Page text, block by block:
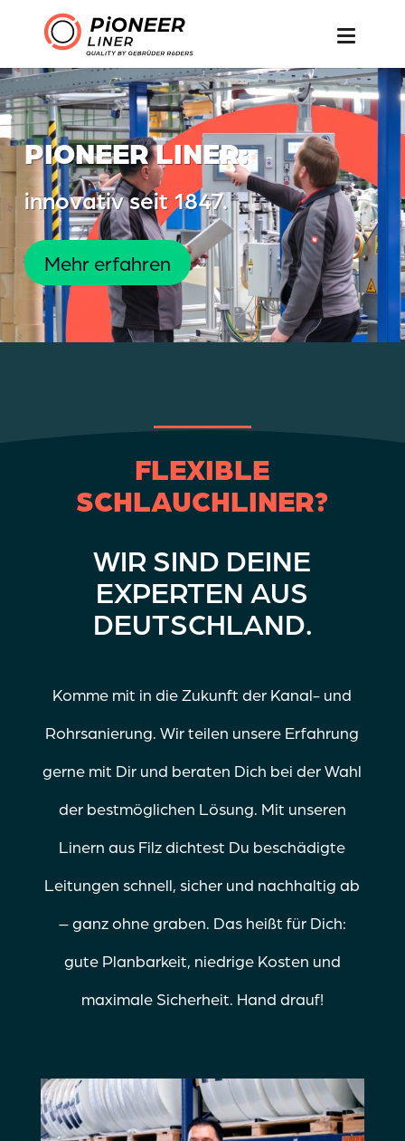
PIONEER LINER:
innovativ seit 1847.
Mehr erfahren
FLEXIBLE
SCHLAUCHLINER?
WIR SIND DEINE
EXPERTEN AUS
DEUTSCHLAND.
Komme mit in die Zukunft der Kanal- und
Rohrsanierung. Wir teilen unsere Erfahrung
gerne mit Dir und beraten Dich bei der Wahl
der bestmöglichen Lösung. Mit unseren
Linern aus Filz dichtest Du beschädigte
Leitungen schnell, sicher und nachhaltig ab
– ganz ohne graben. Das heißt für Dich:
gute Planbarkeit, niedrige Kosten und
maximale Sicherheit. Hand drauf!